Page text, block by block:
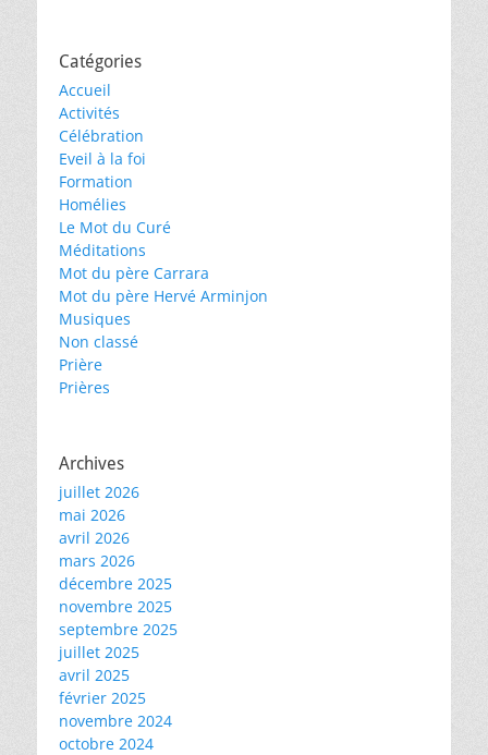
Catégories
Accueil
Activités
Célébration
Eveil à la foi
Formation
Homélies
Le Mot du Curé
Méditations
Mot du père Carrara
Mot du père Hervé Arminjon
Musiques
Non classé
Prière
Prières
Archives
juillet 2026
mai 2026
avril 2026
mars 2026
décembre 2025
novembre 2025
septembre 2025
juillet 2025
avril 2025
février 2025
novembre 2024
octobre 2024